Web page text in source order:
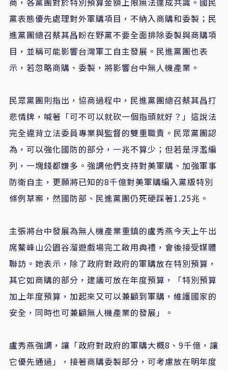
黨表態優先處理對外軍購項目，不納入商購和委製；民
進黨團總召蔡其昌盼在野黨不要全面排除委製與商購項
目，並稱可能影響台灣軍工自主發展。民進黨團也表
示，若忽略商購、委製，將影響台中無人機產業。
民眾黨團則指出，協商過程中，民進黨團總召蔡其昌打
悲情牌，喊著「可不可以就砍一個指頭就好？」這說法
完全違背立法委員專業與監督的雙重職責。民眾黨團認
為，可以強化國防的部分，一兆不算少；但若是浮濫編
列，一塊錢都嫌多。強調他們支持對美軍購、加強軍事
防衛自主，更願將已知的8千億對美軍購編入黨版特別
條例草案，然國防部、民進黨團仍死硬踩著1.25兆。
主張將台中發展為無人機產業重鎮的盧秀燕今天上午出
席鰲峰山公園谷溜遊戲場完工啟用典禮，會後接受媒體
聯訪。她表示，除了政府對政府的軍購放在特別預算，
其它如商購的部分，建議可放在年度預算，「特別預算
加上年度預算，加起來又可以兼顧到軍購，維護國家的
安全，同時也可兼顧無人機產業的發展」。
盧秀燕強調，讓「政府對政府的軍購大概8、9千億，讓
它優先通過」，接著商購委製部分，可考慮放在明年度